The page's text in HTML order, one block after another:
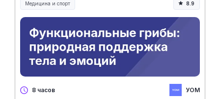
Медицина и спорт
Медицина, спорт и здоровье
8.9
8 часов УОМ